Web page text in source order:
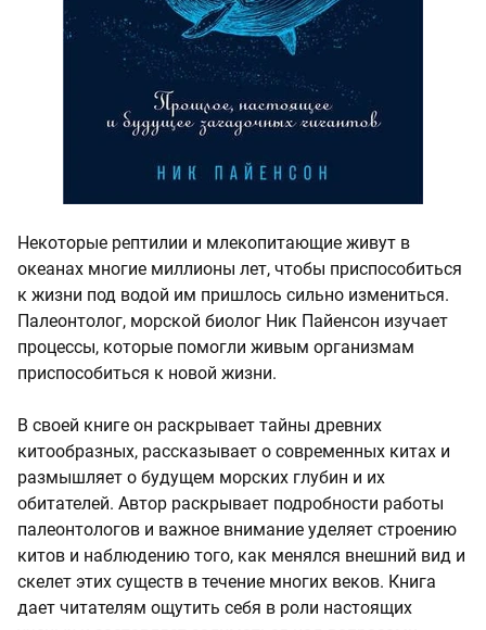
Некоторые рептилии и млекопитающие живут в
океанах многие миллионы лет, чтобы приспособиться
к жизни под водой им пришлось сильно измениться.
Палеонтолог, морской биолог Ник Пайенсон изучает
процессы, которые помогли живым организмам
приспособиться к новой жизни.
В своей книге он раскрывает тайны древних
китообразных, рассказывает о современных китах и
размышляет о будущем морских глубин и их
обитателей. Автор раскрывает подробности работы
палеонтологов и важное внимание уделяет строению
китов и наблюдению того, как менялся внешний вид и
скелет этих существ в течение многих веков. Книга
дает читателям ощутить себя в роли настоящих